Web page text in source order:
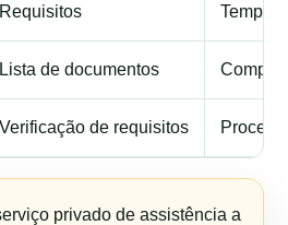
Requisitos Tempo
Lista de documentos
Verificação de requisitos
privado de assistência a